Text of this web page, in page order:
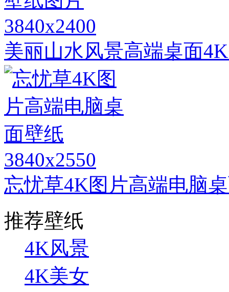
3840x2400
美丽山水风景高端桌面
3840x2550
忘忧草4K图片高端电脑
推荐壁纸
4K风景
4K美女